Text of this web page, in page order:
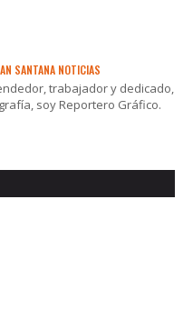
SANTANA NOTICIAS
trabajador y dedicado,
soy Reportero Gráfico.